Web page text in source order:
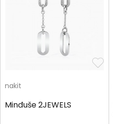
nakit
Minđuše 2JEWELS